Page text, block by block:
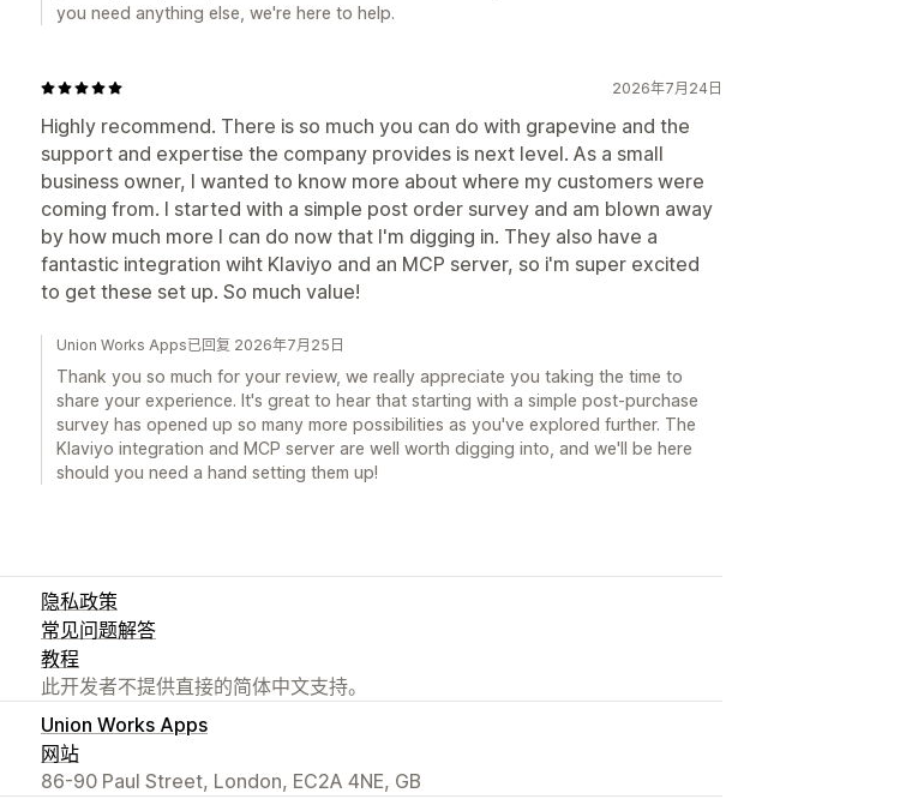
you need anything else, we're here to help.
2026年7月24日
Highly recommend. There is so much you can do with grapevine and the
support and expertise the company provides is next level. As a small
business owner, I wanted to know more about where my customers were
coming from. I started with a simple post order survey and am blown away
by how much more I can do now that I'm digging in. They also have a
fantastic integration wiht Klaviyo and an MCP server, so i'm super excited
to get these set up. So much value!
Union Works Apps已回复 2026年7月25日
Thank you so much for your review, we really appreciate you taking the time to
share your experience. It's great to hear that starting with a simple post-purchase
survey has opened up so many more possibilities as you've explored further. The
Klaviyo integration and MCP server are well worth digging into, and we'll be here
should you need a hand setting them up!
隐私政策
常见问题解答
教程
此开发者不提供直接的简体中文支持。
Union Works Apps
网站
86-90 Paul Street, London, EC2A 4NE, GB